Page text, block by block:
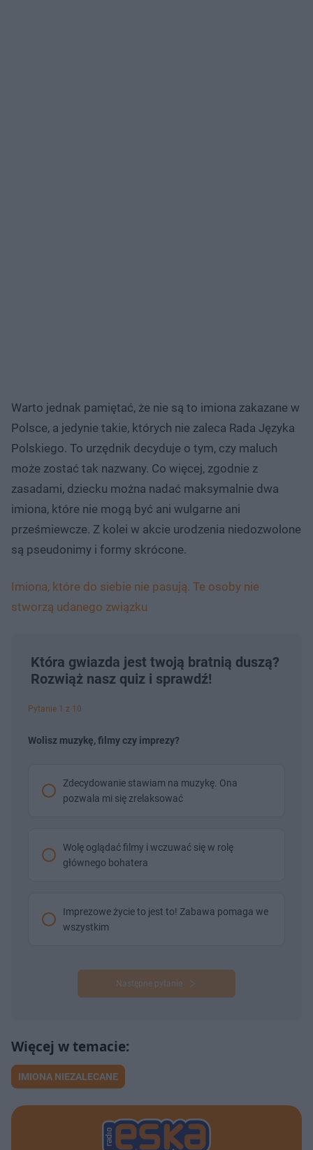
Warto jednak pamiętać, że nie są to imiona zakazane w
Polsce, a jedynie takie, których nie zaleca Rada Języka
Polskiego. To urzędnik decyduje o tym, czy maluch
może zostać tak nazwany. Co więcej, zgodnie z
zasadami, dziecku można nadać maksymalnie dwa
imiona, które nie mogą być ani wulgarne ani
prześmiewcze. Z kolei w akcie urodzenia niedozwolone
są pseudonimy i formy skrócone.
Imiona, które do siebie nie pasują. Te osoby nie
stworzą udanego związku
Która gwiazda jest twoją bratnią duszą?
Rozwiąż nasz quiz i sprawdź!
Pytanie 1 z 10
Wolisz muzykę, filmy czy imprezy?
Zdecydowanie stawiam na muzykę. Ona
pozwala mi się zrelaksować
Wolę oglądać filmy i wczuwać się w rolę
głównego bohatera
Imprezowe życie to jest to! Zabawa pomaga we
wszystkim
Następne pytanie
IMIONA NIEZALECANE